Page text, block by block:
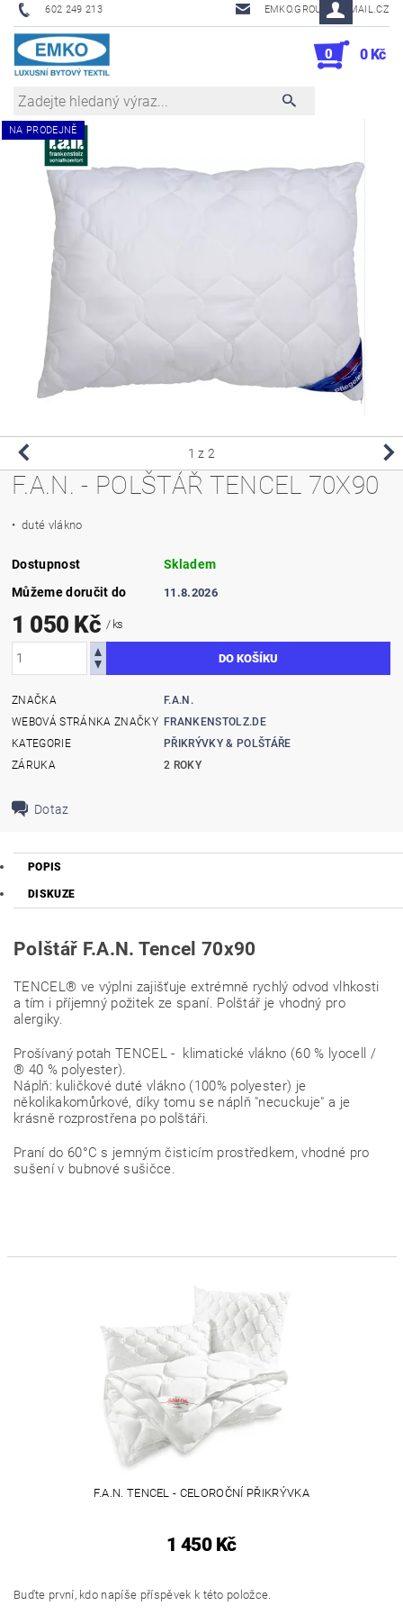
602 249 213 EMKO.GROUSL@EMAIL.CZ
0 0 Kč
NA PRODEJNĚ
1 z 2
F.A.N. - POLŠTÁŘ TENCEL 70X90
• duté vlákno
Dostupnost
Skladem
Můžeme doručit do
11.8.2026
1 050 Kč / ks
ZNAČKA
F.A.N.
WEBOVÁ STRÁNKA ZNAČKY FRANKENSTOLZ.DE
KATEGORIE
PŘIKRÝVKY & POLŠTÁŘE
ZÁRUKA
2 ROKY
Dotaz
POPIS
DISKUZE
Polštář F.A.N. Tencel 70x90
TENCEL® ve výplni zajišťuje extrémně rychlý odvod vlhkosti
a tím i příjemný požitek ze spaní. Polštář je vhodný pro
alergiky.
Prošívaný potah TENCEL - klimatické vlákno (60 % lyocell /
® 40 % polyester).
Náplň: kuličkové duté vlákno (100% polyester) je
několikakomůrkové, díky tomu se náplň "necuckuje" a je
krásně rozprostřena po polštáři.
Praní do 60°C s jemným čisticím prostředkem, vhodné pro
sušení v bubnové sušičce.
F.A.N. TENCEL - CELOROČNÍ PŘIKRÝVKA
1 450 Kč
Buďte první, kdo napíše příspěvek k této položce.